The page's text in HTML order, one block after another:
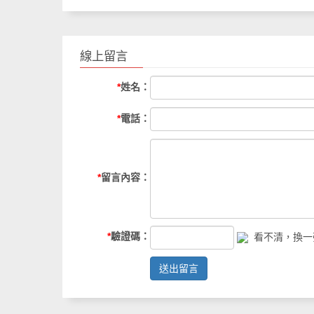
線上留言
*姓名：
*電話：
*留言內容：
*驗證碼： 看不清，換
送出留言